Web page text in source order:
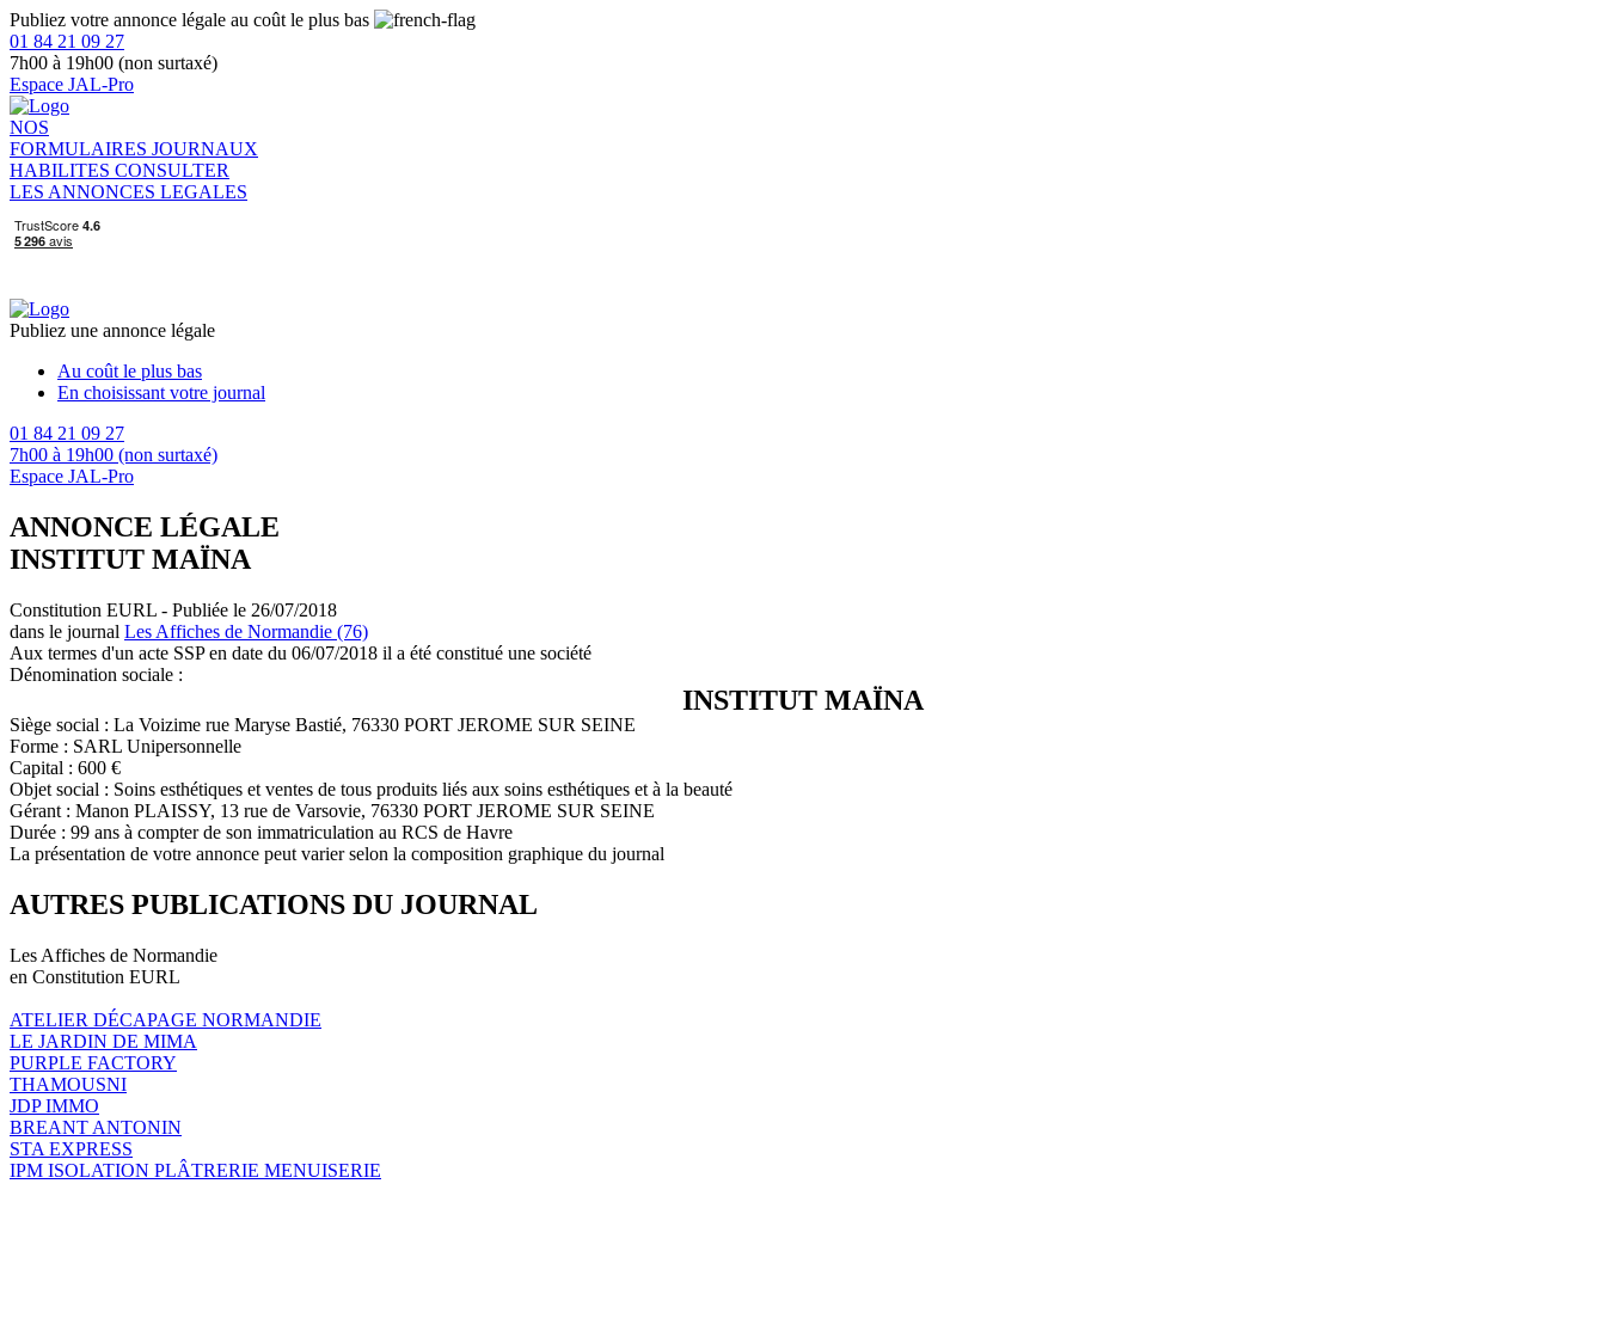
Publiez votre annonce légale au coût le plus bas
01 84 21 09 27
7h00 à 19h00 (non surtaxé)
Espace JAL-Pro
NOS
FORMULAIRES JOURNAUX
HABILITES CONSULTER
LES ANNONCES LEGALES
Publiez une annonce légale
Au coût le plus bas
En choisissant votre journal
01 84 21 09 27
7h00 à 19h00 (non surtaxé)
Espace JAL-Pro
ANNONCE LÉGALE
INSTITUT MAÏNA
Constitution EURL - Publiée le 26/07/2018
dans le journal Les Affiches de Normandie (76)
Aux termes d'un acte SSP en date du 06/07/2018 il a été constitué une société
Dénomination sociale :
INSTITUT MAÏNA
Siège social : La Voizime rue Maryse Bastié, 76330 PORT JEROME SUR SEINE
Forme : SARL Unipersonnelle
Capital : 600 €
Objet social : Soins esthétiques et ventes de tous produits liés aux soins esthétiques et à la beauté
Gérant : Manon PLAISSY, 13 rue de Varsovie, 76330 PORT JEROME SUR SEINE
Durée : 99 ans à compter de son immatriculation au RCS de Havre
La présentation de votre annonce peut varier selon la composition graphique du journal
AUTRES PUBLICATIONS DU JOURNAL
Les Affiches de Normandie
en Constitution EURL
ATELIER DÉCAPAGE NORMANDIE
LE JARDIN DE MIMA
PURPLE FACTORY
THAMOUSNI
JDP IMMO
BREANT ANTONIN
STA EXPRESS
IPM ISOLATION PLÂTRERIE MENUISERIE